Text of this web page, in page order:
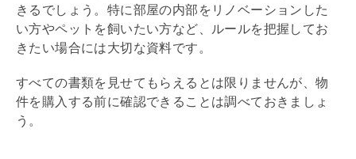
きるでしょう。特に部屋の内部を リノベーション した
い方やペットを飼いたい方など、ルールを把握してお
きたい場合には大切な資料です。
すべての書類を見せてもらえるとは限りませんが、物
件を購入する前に確認できることは調べておきましょ
う。